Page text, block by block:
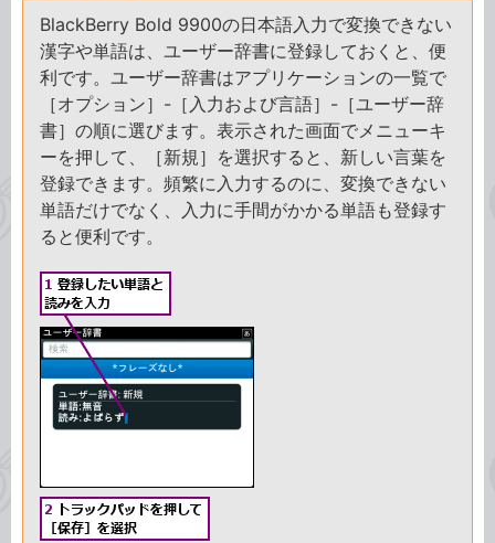
BlackBerry Bold 9900の日本語入力で変換できない
漢字や単語は、ユーザー辞書に登録しておくと、便
利です。ユーザー辞書はアプリケーションの一覧で
［オプション］-［入力および言語］-［ユーザー辞
書］の順に選びます。表示された画面でメニューキ
ーを押して、［新規］を選択すると、新しい言葉を
登録できます。頻繁に入力するのに、変換できない
単語だけでなく、入力に手間がかかる単語も登録す
ると便利です。